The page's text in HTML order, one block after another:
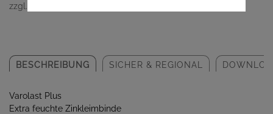
zzgl. Versandkosten
BESCHREIBUNG SICHER & REGIONAL
Varolast Plus
Extra feuchte Zinkleimbinde